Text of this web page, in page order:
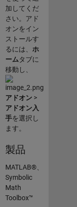
加してくだ
さい。アド
オンをイン
ストールす
るには、 ホ
ームタブに
移動し、
アドオン >
アドオン入
手を選択し
ます。
製品
MATLAB®、
Symbolic
Math
Toolbox™